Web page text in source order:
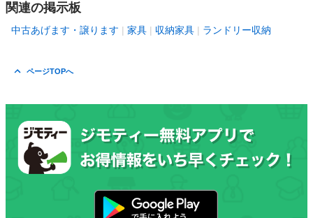
関連の掲示板
中古あげます・譲ります 家具 収納家具 ランドリー収納
ページTOPへ